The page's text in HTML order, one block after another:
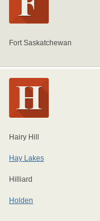
Fort Saskatchewan
Hairy Hill
Hay Lakes
Hilliard
Holden